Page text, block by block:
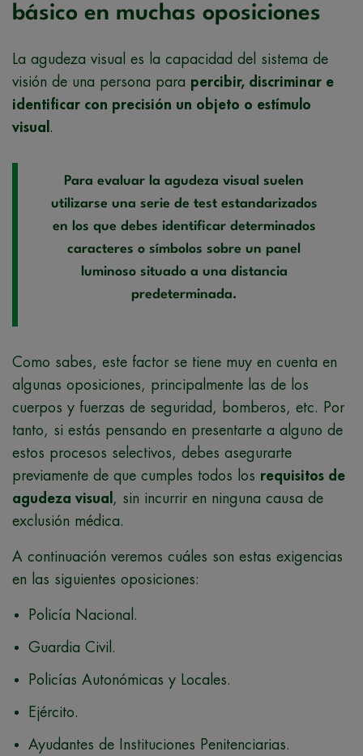
básico en muchas oposiciones
La agudeza visual es la capacidad del sistema de
visión de una persona para percibir, discriminar e
identificar con precisión un objeto o estímulo
visual .
Para evaluar la agudeza visual suelen
utilizarse una serie de test estandarizados
en los que debes identificar determinados
caracteres o símbolos sobre un panel
luminoso situado a una distancia
predeterminada.
Como sabes, este factor se tiene muy en cuenta en
algunas oposiciones, principalmente las de los
cuerpos y fuerzas de seguridad, bomberos, etc. Por
tanto, si estás pensando en presentarte a alguno de
estos procesos selectivos, debes asegurarte
previamente de que cumples todos los requisitos de
agudeza visual , sin incurrir en ninguna causa de
exclusión médica.
A continuación veremos cuáles son estas exigencias
en las siguientes oposiciones:
Policía Nacional.
Guardia Civil.
Policías Autonómicas y Locales.
Ejército.
Ayudantes de Instituciones Penitenciarias.